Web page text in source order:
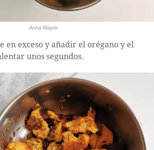
Anna Mayer
en exceso y añadir el orégano y el
unos segundos.